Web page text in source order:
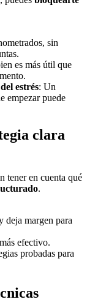
sin
es más útil que
estrés: Un
empezar puede
clara
tener en cuenta qué
.
deja margen para
efectivo.
probadas para